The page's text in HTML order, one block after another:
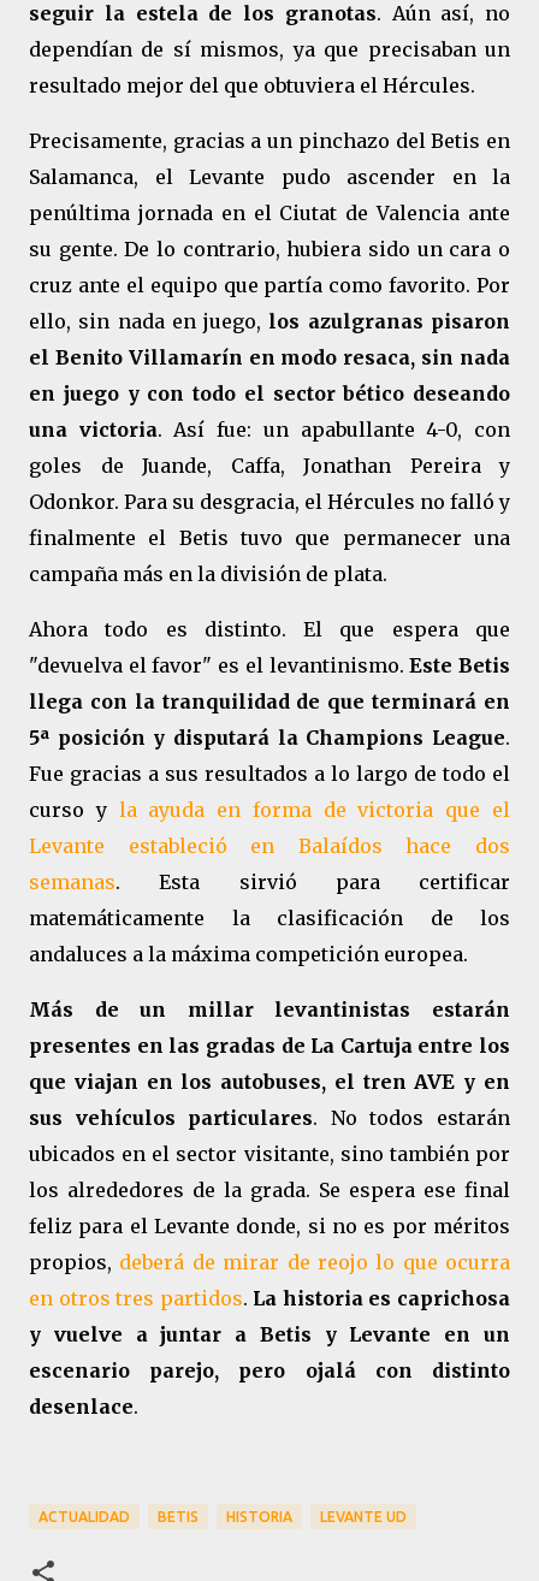
seguir la estela de los granotas. Aún así, no
dependían de sí mismos, ya que precisaban un
resultado mejor del que obtuviera el Hércules.
Precisamente, gracias a un pinchazo del Betis en
Salamanca, el Levante pudo ascender en la
penúltima jornada en el Ciutat de Valencia ante
su gente. De lo contrario, hubiera sido un cara o
cruz ante el equipo que partía como favorito. Por
ello, sin nada en juego, los azulgranas pisaron
el Benito Villamarín en modo resaca, sin nada
en juego y con todo el sector bético deseando
una victoria. Así fue: un apabullante 4-0, con
goles de Juande, Caffa, Jonathan Pereira y
Odonkor. Para su desgracia, el Hércules no falló y
finalmente el Betis tuvo que permanecer una
campaña más en la división de plata.
Ahora todo es distinto. El que espera que
"devuelva el favor" es el levantinismo.Este Betis
llega con la tranquilidad de que terminará en
5ª posición y disputará la Champions League.
Fue gracias a sus resultados a lo largo de todo el
curso y la ayuda en forma de victoria que el
Levante estableció en Balaídos hace dos
semanas. Esta sirvió para certificar
matemáticamente la clasificación de los
andaluces a la máxima competición europea.
Más de un millar levantinistas estarán
presentes en las gradas de La Cartuja entre los
que viajan en los autobuses, el tren AVE y en
sus vehículos particulares. No todos estarán
ubicados en el sector visitante, sino también por
los alrededores de la grada. Se espera ese final
feliz para el Levante donde, si no es por méritos
propios, deberá de mirar de reojo lo que ocurra
en otros tres partidos. La historia es caprichosa
y vuelve a juntar a Betis y Levante en un
escenario parejo, pero ojalá con distinto
desenlace.
ACTUALIDAD BETIS HISTORIA LEVANTE UD